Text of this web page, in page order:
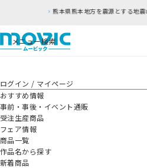
本県熊本地方を震源とする地震の影響につきまして
メニュー検索
ログイン / マイページ
おすすめ情報
事前・事後・イベント通販
受注生産商品
フェア情報
商品一覧
作品名から探す
新着商品